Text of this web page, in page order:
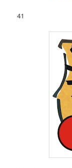
41